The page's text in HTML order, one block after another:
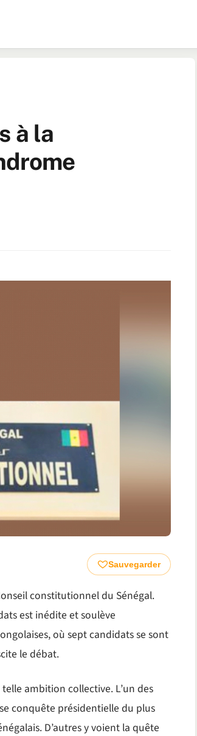
à la
Sauvegarder
constitutionnel du Sénégal.
est inédite et soulève
où sept candidats se sont
le débat.
ambition collective. L’un des
conquête présidentielle du plus
D’autres y voient la quête